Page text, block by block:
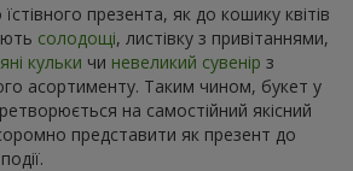
презента, як до кошику квітів
солодощі, листівку з привітаннями,
кульки чи невеликий сувенір з
асортименту. Таким чином, букет у
на самостійний якісний
представити як презент до